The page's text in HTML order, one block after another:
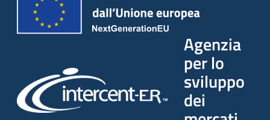
Agenzia
per lo
sviluppo
dei